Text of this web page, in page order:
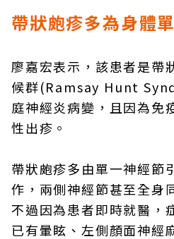
帶狀皰疹多為身體
廖嘉宏表示，該患者是帶
候群(Ramsay Hunt
庭神經炎病變，且因為免
性出疹。
帶狀皰疹多由單一神經節
作，兩側神經節甚至全身
不過因為患者即時就醫，
已有暈眩、左側顏面神經